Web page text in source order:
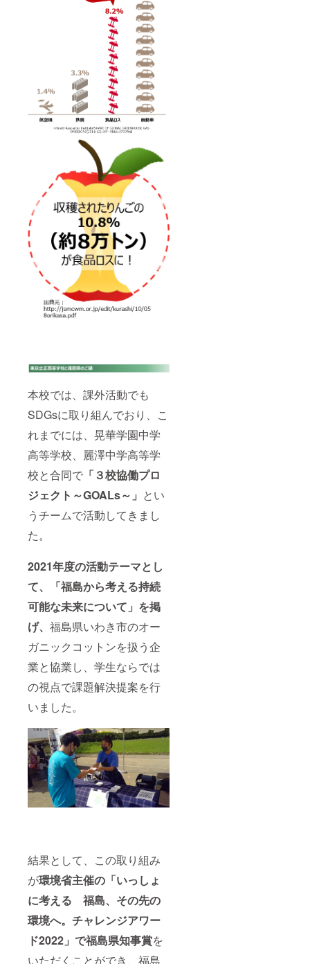
本校では、課外活動でも
SDGsに取り組んでおり、こ
れまでには、晃華学園中学
高等学校、麗澤中学高等学
校と合同で 「３校協働プロ
ジェクト～GOALs～」 とい
うチームで活動してきまし
た。
2021年度の活動テーマとし
て、「福島から考える持続
可能な未来について」を掲
げ、 福島県いわき市のオー
ガニックコットンを扱う企
業と協業し、学生ならでは
の視点で課題解決提案を行
いました。
結果として、この取り組み
が環境省主催の「いっしょ
に考える 福島、その先の
環境へ。チャレンジアワー
ド2022」で福島県知事賞を
いただくことができ、福島